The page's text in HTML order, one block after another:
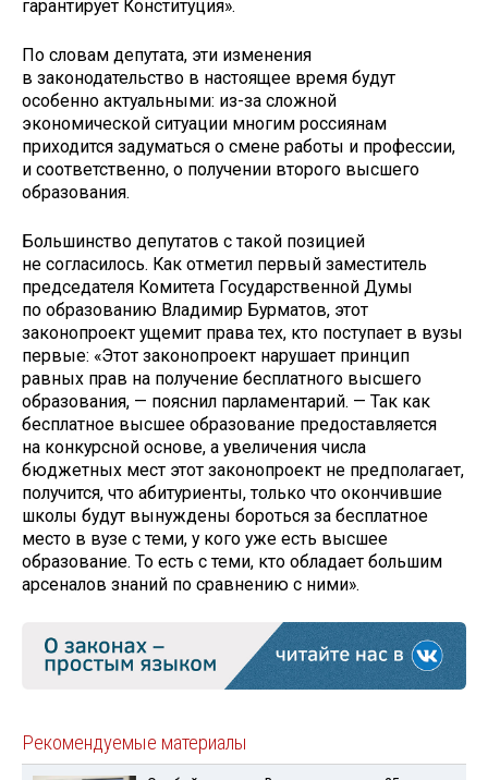
гарантирует Конституция».
По словам депутата, эти изменения
в законодательство в настоящее время будут
особенно актуальными: из-за сложной
экономической ситуации многим россиянам
приходится задуматься о смене работы и профессии,
и соответственно, о получении второго высшего
образования.
Большинство депутатов с такой позицией
не согласилось. Как отметил первый заместитель
председателя Комитета Государственной Думы
по образованию Владимир Бурматов, этот
законопроект ущемит права тех, кто поступает в вузы
первые: «Этот законопроект нарушает принцип
равных прав на получение бесплатного высшего
образования, — пояснил парламентарий. — Так как
бесплатное высшее образование предоставляется
на конкурсной основе, а увеличения числа
бюджетных мест этот законопроект не предполагает,
получится, что абитуриенты, только что окончившие
школы будут вынуждены бороться за бесплатное
место в вузе с теми, у кого уже есть высшее
образование. То есть с теми, кто обладает большим
арсеналов знаний по сравнению с ними».
Рекомендуемые материалы